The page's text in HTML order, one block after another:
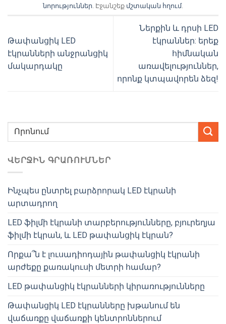
նորություններ . Էջանշեք մշտական ​​հղում.
Թափանցիկ LED
էկրանների անջրանցիկ
մակարդակը
Ներքին և դրսի LED
էկրաններ: երեք
հիմնական
առավելություններ,
որոնք կտպավորեն ձեզ!
ՎԵՐՋԻՆ ԳՐԱՌՈՒՄՆԵՐ
Ինչպես ընտրել բարձրորակ LED էկրանի
արտադրող
LED ֆիլմի էկրանի տարբերությունները, բյուրեղյա
ֆիլմի էկրան, և LED թափանցիկ էկրան?
Որքա՞ն է լուսադիոդային թափանցիկ էկրանի
արժեքը քառակուսի մետրի համար?
LED թափանցիկ էկրանների կիրառությունները
Թափանցիկ LED էկրանները խթանում են
վաճառքը վաճառքի կենտրոններում